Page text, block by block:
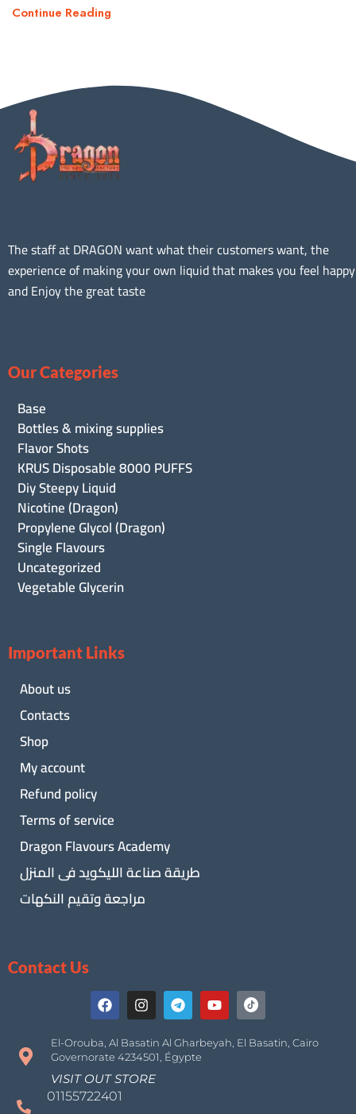
Continue Reading
The staff at DRAGON want what their customers want, the
experience of making your own liquid that makes you feel happy
and Enjoy the great taste
Our Categories
Base
Bottles & mixing supplies
Flavor Shots
KRUS Disposable 8000 PUFFS
Diy Steepy Liquid
Nicotine (Dragon)
Propylene Glycol (Dragon)
Single Flavours
Uncategorized
Vegetable Glycerin
Important Links
About us
Contacts
Shop
My account
Refund policy
Terms of service
Dragon Flavours Academy
طريقة صناعة الليكويد فى المنزل
مراجعة وتقيم النكهات
Contact Us
El-Orouba, Al Basatin Al Gharbeyah, El Basatin, Cairo
Governorate 4234501, Égypte
VISIT OUT STORE
01155722401